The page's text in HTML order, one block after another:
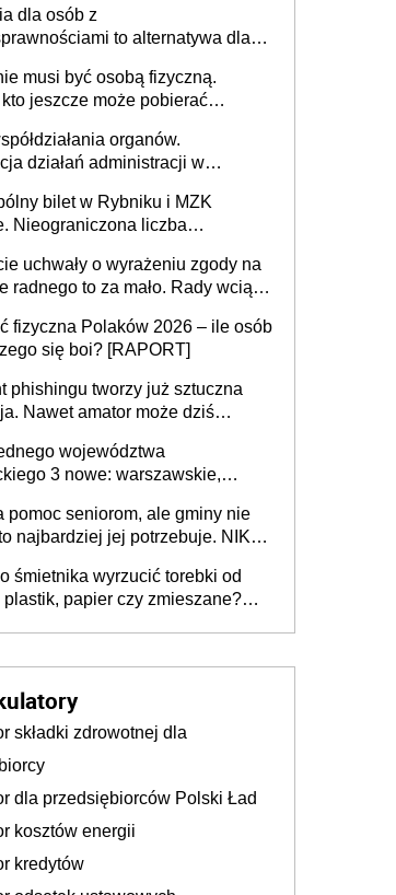
dla osób z
to alternatywa dla
lub z rodziną
musi być osobą fizyczną.
jeszcze może pobierać
organów.
działań administracji w
bilet w Rybniku i MZK
Nieograniczona liczba
uchwały o wyrażeniu zgody na
radnego to za mało. Rady wciąż
sprawy
fizyczna Polaków 2026 – ile osób
się boi? [RAPORT]
phishingu tworzy już sztuczna
Nawet amator może dziś
województwa
3 nowe: warszawskie,
ma tak dużych jednostek
pomoc seniorom, ale gminy nie
najbardziej jej potrzebuje. NIK
śmietnika wyrzucić torebki od
plastik, papier czy zmieszane?
składki zdrowotnej dla
dla przedsiębiorców Polski Ład
kosztów energii
kredytów